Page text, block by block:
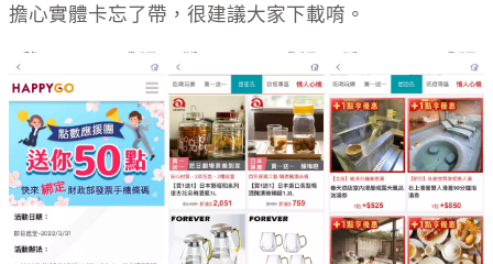
擔心實體卡忘了帶，很建議大家下載唷。